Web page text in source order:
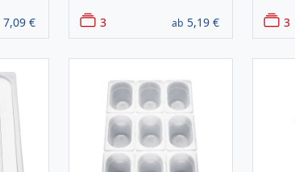
7,09 € 3 ab 5,19 € 3